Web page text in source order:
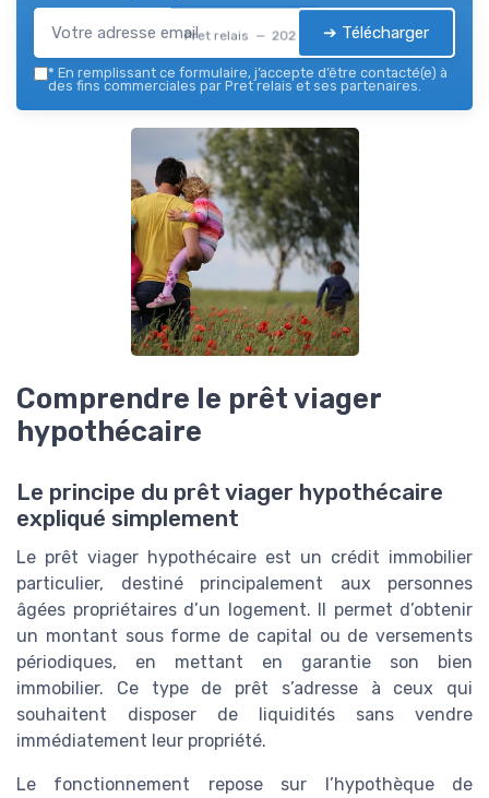
Pret relais — 2026 ➔ Télécharger
* En remplissant ce formulaire, j’accepte d’être contacté(e) à
des fins commerciales par Pret relais et ses partenaires.
Comprendre le prêt viager
hypothécaire
Le principe du prêt viager hypothécaire
expliqué simplement
Le prêt viager hypothécaire est un crédit immobilier
particulier, destiné principalement aux personnes
âgées propriétaires d’un logement. Il permet d’obtenir
un montant sous forme de capital ou de versements
périodiques, en mettant en garantie son bien
immobilier. Ce type de prêt s’adresse à ceux qui
souhaitent disposer de liquidités sans vendre
immédiatement leur propriété.
Le fonctionnement repose sur l’hypothèque de